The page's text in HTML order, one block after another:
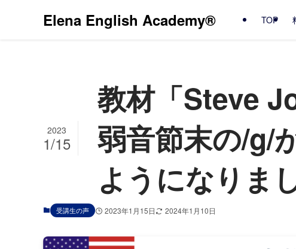
Elena English Academy® TOP
教材「Steve
弱音節末の/g/
ようになりま
2023
1/15
受講生の声 2023年1月15日 2024年1月10日